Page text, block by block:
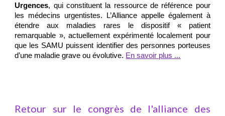
Urgences, qui constituent la ressource de référence pour
les médecins urgentistes. L’Alliance appelle également à
étendre aux maladies rares le dispositif « patient
remarquable », actuellement expérimenté localement pour
que les SAMU puissent identifier des personnes porteuses
d’une maladie grave ou évolutive. En savoir plus ...
Retour sur le congrès de l'alliance des